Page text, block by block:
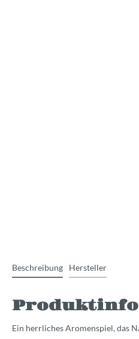
Beschreibung Hersteller
Ein herrliches Aromenspiel, das